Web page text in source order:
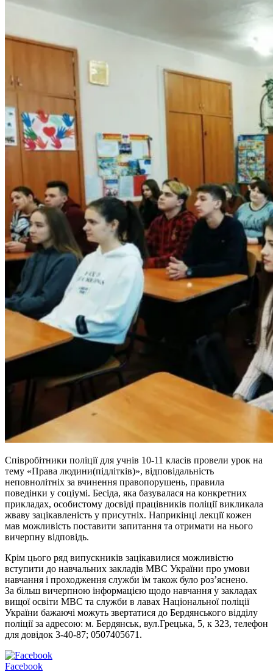
Співробітники поліції для учнів 10-11 класів провели урок на
тему «Права людини(підлітків)», відповідальність
неповнолітніх за вчинення правопорушень, правила
поведінки у соціумі. Бесіда, яка базувалася на конкретних
прикладах, особистому досвіді працівників поліції викликала
жваву зацікавленість у присутніх. Наприкінці лекції кожен
мав можливість поставити запитання та отримати на нього
вичерпну відповідь.
Крім цього ряд випускників зацікавилися можливістю
вступити до навчальних закладів МВС України про умови
навчання і проходження служби їм також було роз’яснено.
За більш вичерпною інформацією щодо навчання у закладах
вищої освіти МВС та служби в лавах Національної поліції
України бажаючі можуть звертатися до Бердянського відділу
поліції за адресою: м. Бердянськ, вул.Грецька, 5, к 323, телефон
для довідок 3-40-87; 0507405671.
Facebook